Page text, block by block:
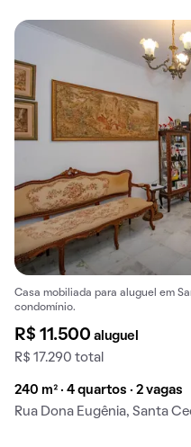
Casa mobiliada para aluguel em
condomínio.
R$ 11.500aluguel
R$ 17.290 total
240 m² · 4 quartos · 2 vagas
Rua Dona Eugênia, Santa